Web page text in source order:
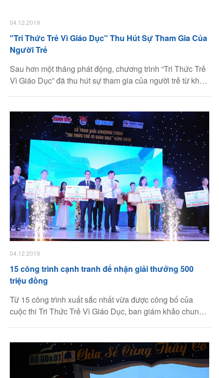
04.12.2019
"Tri Thức Trẻ Vì Giáo Dục" Thu Hút Sự Tham Gia Của
Người Trẻ
Sau hơn một tháng phát động, chương trình “Tri Thức Trẻ
Vì Giáo Dục” đã thu hút sự tham gia của người trẻ từ khắp
đều gặp nhau ở nỗi niềm trăn trở và khát khao cống hiến
cho giáo dục của trí thức trẻ Việt Nam.
04.12.2019
15 công trình cạnh tranh để nhận giải thưởng 500
triệu đồng
Từ 15 công trình xuất sắc nhất vừa được công bố của
cuộc thi Tri Thức Trẻ Vì Giáo Dục, ban giám khảo chung